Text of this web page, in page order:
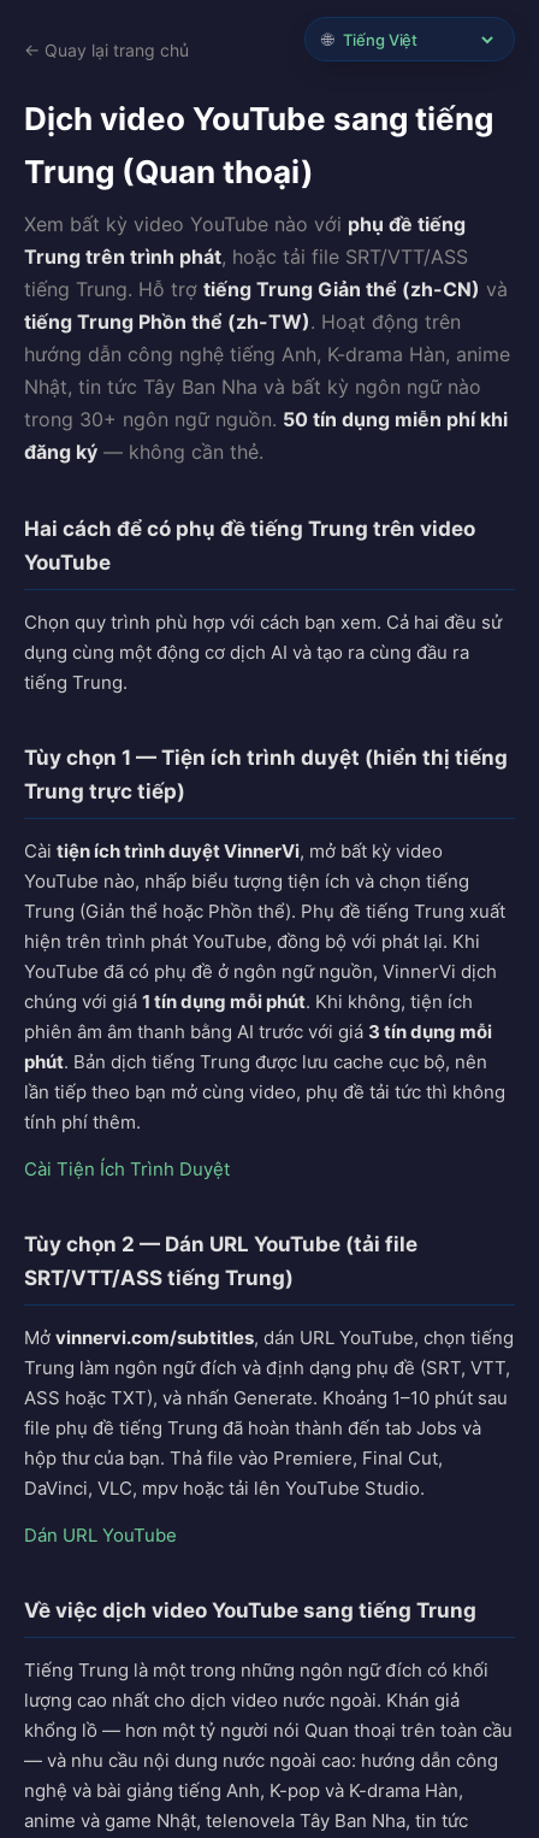
← Quay lại trang chủ
Dịch video YouTube sang tiếng
Trung (Quan thoại)
Xem bất kỳ video YouTube nào với phụ đề tiếng
Trung trên trình phát, hoặc tải file SRT/VTT/ASS
tiếng Trung. Hỗ trợ tiếng Trung Giản thể (zh-CN) và
tiếng Trung Phồn thể (zh-TW). Hoạt động trên
hướng dẫn công nghệ tiếng Anh, K-drama Hàn, anime
Nhật, tin tức Tây Ban Nha và bất kỳ ngôn ngữ nào
trong 30+ ngôn ngữ nguồn. 50 tín dụng miễn phí khi
đăng ký — không cần thẻ.
Hai cách để có phụ đề tiếng Trung trên video
YouTube
Chọn quy trình phù hợp với cách bạn xem. Cả hai đều sử
dụng cùng một động cơ dịch AI và tạo ra cùng đầu ra
tiếng Trung.
Tùy chọn 1 — Tiện ích trình duyệt (hiển thị tiếng
Trung trực tiếp)
Cài tiện ích trình duyệt VinnerVi, mở bất kỳ video
YouTube nào, nhấp biểu tượng tiện ích và chọn tiếng
Trung (Giản thể hoặc Phồn thể). Phụ đề tiếng Trung xuất
hiện trên trình phát YouTube, đồng bộ với phát lại. Khi
YouTube đã có phụ đề ở ngôn ngữ nguồn, VinnerVi dịch
chúng với giá 1 tín dụng mỗi phút. Khi không, tiện ích
phiên âm âm thanh bằng AI trước với giá 3 tín dụng mỗi
phút. Bản dịch tiếng Trung được lưu cache cục bộ, nên
lần tiếp theo bạn mở cùng video, phụ đề tải tức thì không
tính phí thêm.
Cài Tiện Ích Trình Duyệt
Tùy chọn 2 — Dán URL YouTube (tải file
SRT/VTT/ASS tiếng Trung)
Mở vinnervi.com/subtitles, dán URL YouTube, chọn tiếng
Trung làm ngôn ngữ đích và định dạng phụ đề (SRT, VTT,
ASS hoặc TXT), và nhấn Generate. Khoảng 1–10 phút sau
file phụ đề tiếng Trung đã hoàn thành đến tab Jobs và
hộp thư của bạn. Thả file vào Premiere, Final Cut,
DaVinci, VLC, mpv hoặc tải lên YouTube Studio.
Dán URL YouTube
Về việc dịch video YouTube sang tiếng Trung
Tiếng Trung là một trong những ngôn ngữ đích có khối
lượng cao nhất cho dịch video nước ngoài. Khán giả
khổng lồ — hơn một tỷ người nói Quan thoại trên toàn cầu
— và nhu cầu nội dung nước ngoài cao: hướng dẫn công
nghệ và bài giảng tiếng Anh, K-pop và K-drama Hàn,
anime và game Nhật, telenovela Tây Ban Nha, tin tức
🌐